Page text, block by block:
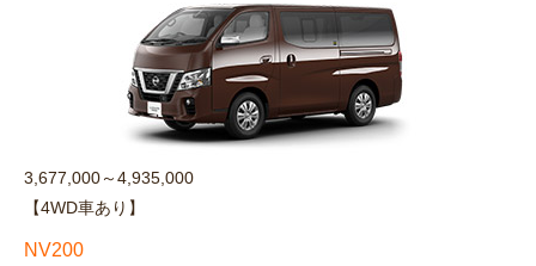
3,677,000～4,935,000
【4WD車あり】
NV200